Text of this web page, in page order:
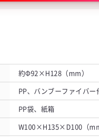
約Φ92×H128（mm）
PP、バンブーファイバー
PP袋、紙箱
W100×H135×D100（mm